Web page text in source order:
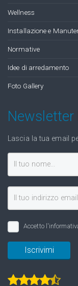
Wellness
Installazione e
Normative
Idee di arredamento
Foto Gallery
Lascia la tua email
Accetto
Iscrivimi